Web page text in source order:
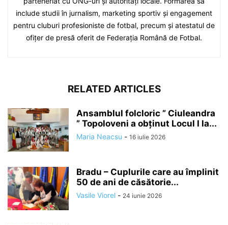
include studii în jurnalism, marketing sportiv și engagement
pentru cluburi profesioniste de fotbal, precum și atestatul de
ofițer de presă oferit de Federația Română de Fotbal.
RELATED ARTICLES
Ansamblul folcloric ” Ciuleandra
” Topoloveni a obținut Locul I la...
Maria Neacsu - 16 iulie 2026
Bradu – Cuplurile care au împlinit
50 de ani de căsătorie...
Vasile Viorel - 24 iunie 2026